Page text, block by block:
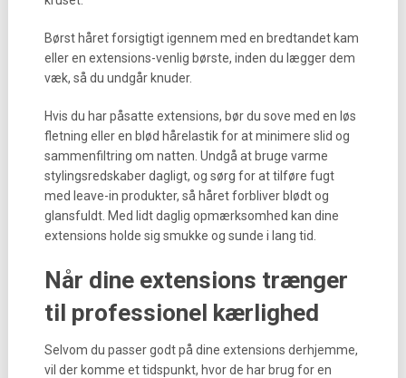
Børst håret forsigtigt igennem med en bredtandet kam
eller en extensions-venlig børste, inden du lægger dem
væk, så du undgår knuder.
Hvis du har påsatte extensions, bør du sove med en løs
fletning eller en blød hårelastik for at minimere slid og
sammenfiltring om natten. Undgå at bruge varme
stylingsredskaber dagligt, og sørg for at tilføre fugt
med leave-in produkter, så håret forbliver blødt og
glansfuldt. Med lidt daglig opmærksomhed kan dine
extensions holde sig smukke og sunde i lang tid.
Når dine extensions trænger
til professionel kærlighed
Selvom du passer godt på dine extensions derhjemme,
vil der komme et tidspunkt, hvor de har brug for en